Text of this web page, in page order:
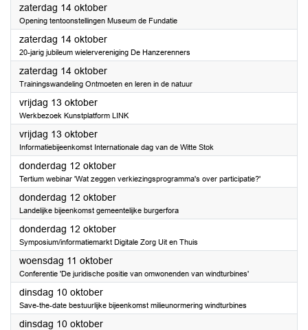
zaterdag 14 oktober2023
Opening tentoonstellingen Museum de Fundatie
zaterdag 14 oktober2023
20-jarig jubileum wielervereniging De Hanzerenners
zaterdag 14 oktober2023
Trainingswandeling Ontmoeten en leren in de natuur
vrijdag 13 oktober2023
Werkbezoek Kunstplatform LINK
vrijdag 13 oktober2023
Informatiebijeenkomst Internationale dag van de Witte Stok
donderdag 12 oktober2023
Tertium webinar 'Wat zeggen verkiezingsprogramma's over participatie?'
donderdag 12 oktober2023
Landelijke bijeenkomst gemeentelijke burgerfora
donderdag 12 oktober2023
Symposium/informatiemarkt Digitale Zorg Uit en Thuis
woensdag 11 oktober2023
Conferentie 'De juridische positie van omwonenden van windturbines'
dinsdag 10 oktober2023
Save-the-date bestuurlijke bijeenkomst milieunormering windturbines
dinsdag 10 oktober2023